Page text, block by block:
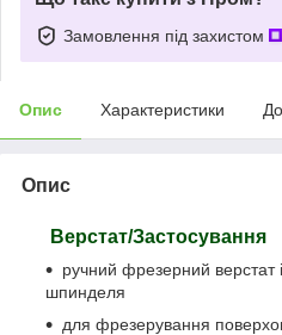
Замовлення під захистом
Опис Характеристики
Опис
Верстат/Застосування
ручний фрезерний верстат
шпинделя
для фрезерування